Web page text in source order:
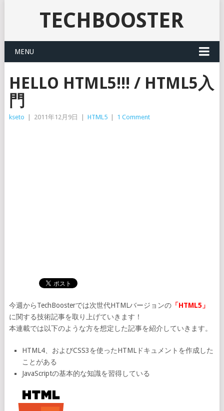
TECHBOOSTER
MENU
HELLO HTML5!!! / HTML5入
門
kseto 2011年12月9日 HTML5 1 Comment
今週からTechBoosterでは次世代HTMLバージョンの「HTML5」
に関する技術記事を取り上げていきます！
本連載では以下のような方を想定した記事を紹介していきます。
HTML4、およびCSS3を使ったHTMLドキュメントを作成した
ことがある
JavaScriptの基本的な知識を習得している